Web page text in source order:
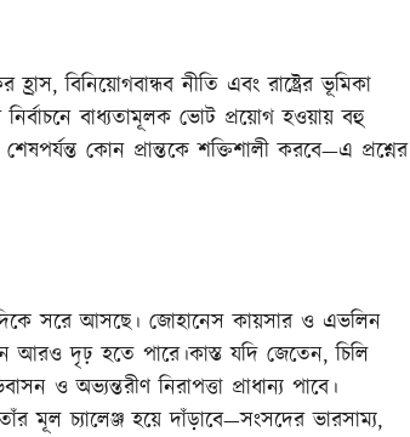
বিনিয়োগবান্ধব নীতি এবং রাষ্ট্রের ভূমিকা
বাধ্যতামূলক ভোট প্রয়োগ হওয়ায় বহু
কোন প্রান্তকে শক্তিশালী করবে—এ প্রশ্নের
দিকে সরে আসছে। জোহানেস কায়সার ও এভলিন
আরও দৃঢ় হতে পারে।কাস্ত যদি জেতেন, চিলি
ও অভ্যন্তরীণ নিরাপত্তা প্রাধান্য পাবে।
মূল চ্যালেঞ্জ হয়ে দাঁড়াবে—সংসদের ভারসাম্য,